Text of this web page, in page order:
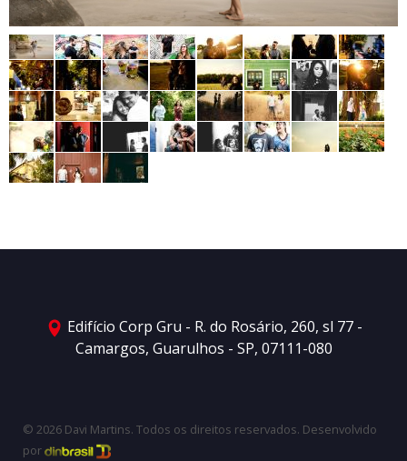
Edifício Corp Gru - R. do Rosário, 260, sl 77 -
Camargos, Guarulhos - SP, 07111-080
© 2026 Davi Martins. Todos os direitos reservados. Desenvolvido
por